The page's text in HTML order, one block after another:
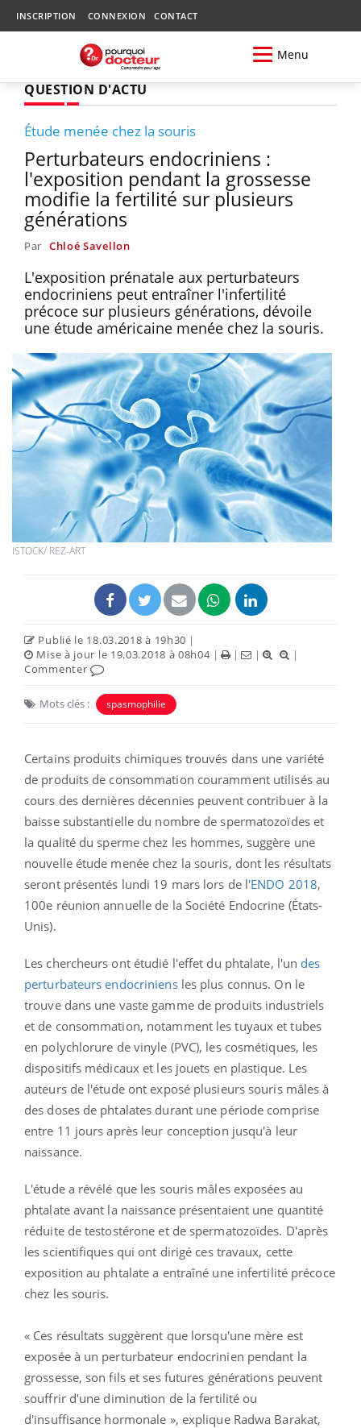
INSCRIPTION CONNEXION CONTACT
Menu
QUESTION D'ACTU
Étude menée chez la souris
Perturbateurs endocriniens :
l'exposition pendant la grossesse
modifie la fertilité sur plusieurs
générations
Par Chloé Savellon
L'exposition prénatale aux perturbateurs
endocriniens peut entraîner l'infertilité
précoce sur plusieurs générations, dévoile
une étude américaine menée chez la souris.
ISTOCK/ REZ-ART
Publié le 18.03.2018 à 19h30 |
Mise à jour le 19.03.2018 à 08h04| | |
|
Commenter
Mots clés : spasmophilie
Certains produits chimiques trouvés dans une variété
de produits de consommation couramment utilisés au
cours des dernières décennies peuvent contribuer à la
baisse substantielle du nombre de spermatozoïdes et
la qualité du sperme chez les hommes, suggère une
nouvelle étude menée chez la souris, dont les résultats
seront présentés lundi 19 mars lors de l'ENDO 2018,
100e réunion annuelle de la Société Endocrine (États-
Unis).
Les chercheurs ont étudié l'effet du phtalate, l'un des
perturbateurs endocriniensles plus connus. On le
trouve dans une vaste gamme de produits industriels
et de consommation, notamment les tuyaux et tubes
en polychlorure de vinyle (PVC), les cosmétiques, les
dispositifs médicaux et les jouets en plastique. Les
auteurs de l'étude ont exposé plusieurs souris mâles à
des doses de phtalates durant une période comprise
entre 11 jours après leur conception jusqu'à leur
naissance.
L'étude a révélé que les souris mâles exposées au
phtalate avant la naissance présentaient une quantité
réduite de testostérone et de spermatozoïdes. D'après
les scientifiques qui ont dirigé ces travaux, cette
exposition au phtalate a entraîné une infertilité précoce
chez les souris.
« Ces résultats suggèrent que lorsqu'une mère est
exposée à un perturbateur endocrinien pendant la
grossesse, son fils et ses futures générations peuvent
souffrir d'une diminution de la fertilité ou
d'insuffisance hormonale », explique Radwa Barakat,